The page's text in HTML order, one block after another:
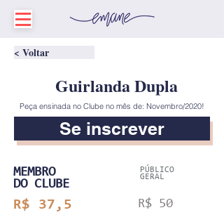
< Voltar
Guirlanda Dupla
Peça ensinada no Clube no mês de: Novembro/2020!
Se inscrever
MEMBRO
DO CLUBE
PÚBLICO
GERAL
R$ 37,5 R$ 50